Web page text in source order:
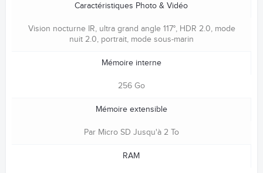
Caractéristiques Photo & Vidéo
Vision nocturne IR, ultra grand angle 117°, HDR 2.0, mode
nuit 2.0, portrait, mode sous-marin
Mémoire interne
256 Go
Mémoire extensible
Par Micro SD Jusqu'à 2 To
RAM